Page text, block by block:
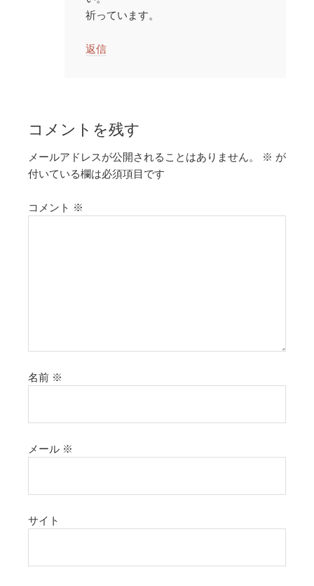
祈っています。
返信
コメントを残す
メールアドレスが公開されることはありません。 ※ が
付いている欄は必須項目です
コメント ※
名前 ※
メール ※
サイト